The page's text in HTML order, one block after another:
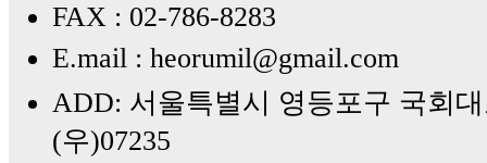
FAX : 02-786-8283
E.mail : heorumil@gmail.com
ADD: 서울특별시 영등포구 국회
(우)07235